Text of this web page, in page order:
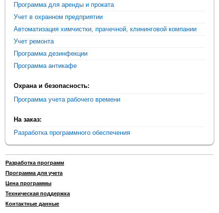
Программа для аренды и проката
Учет в охранном предприятии
Автоматизация химчистки, прачечной, клининговой компании
Учет ремонта
Программа дезинфекции
Программа антикафе
Охрана и безопасность:
Программа учета рабочего времени
На заказ:
Разработка программного обеспечения
Разработка программ
Программа для учета
Цена программы
Техническая поддержка
Контактные данные